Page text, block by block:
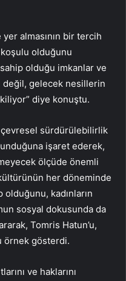
almasının bir tercih
olduğunu
olduğu imkanlar ve
değil, gelecek nesillerin
diye konuştu.
çevresel sürdürülebilirlik
işaret ederek,
ölçüde önemli
her döneminde
olduğunu, kadınların
sosyal dokusunda da
Tomris Hatun’u,
örnek gösterdi.
ve haklarını